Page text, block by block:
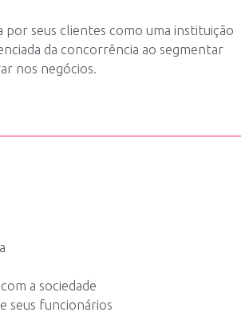
por seus clientes como uma instituição
da concorrência ao segmentar
nos negócios.
a sociedade
seus funcionários